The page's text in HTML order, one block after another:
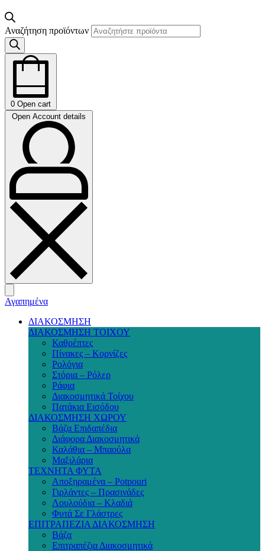
Αναζήτηση προϊόντων
0 Open cart
Open Account details
Αγαπημένα
ΔΙΑΚΟΣΜΗΣΗ
ΔΙΑΚΟΣΜΗΣΗ ΤΟΙΧΟΥ
Καθρέπτες
Πίνακες – Κορνίζες
Ρολόγια
Στόρια – Ρόλερ
Ράφια
Διακοσμητικά Τοίχου
Πατάκια Εισόδου
ΔΙΑΚΟΣΜΗΣΗ ΧΩΡΟΥ
Βάζα Επιδαπέδια
Διάφορα Διακοσμητικά
Καλάθια – Μπαούλα
Μαξιλάρια
ΤΕΧΝΗΤΑ ΦΥΤΑ
Αποξηραμένα – Potpouri
Γιρλάντες – Πρασινάδες
Λουλούδια – Κλαδιά
Φυτά Σε Γλάστρες
ΕΠΙΤΡΑΠΕΖΙΑ ΔΙΑΚΟΣΜΗΣΗ
Βάζα
Επιτραπέζια Διακοσμητικά